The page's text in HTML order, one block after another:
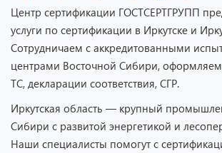
Центр сертификации ГОСТСЕРТГРУПП
услуги по сертификации в Иркутске и
Сотрудничаем с аккредитованными
центрами Восточной Сибири,
ТС, декларации соответствия, СГР.
Иркутская область — крупный
Сибири с развитой энергетикой и
Наши специалисты помогут с